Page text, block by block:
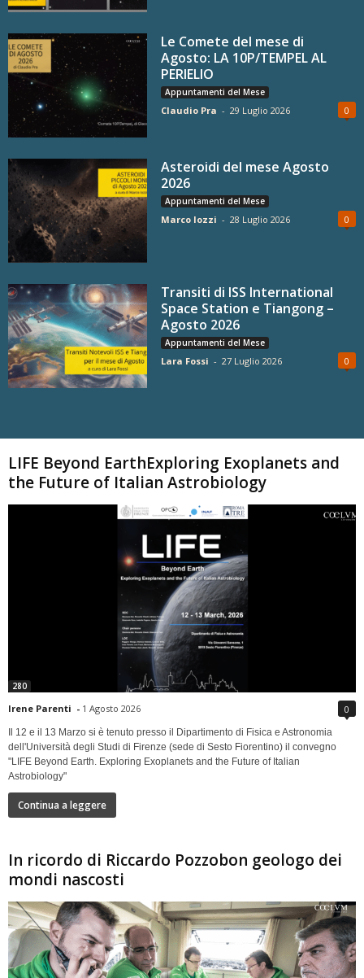
Le Comete del mese di
Agosto: LA 10P/TEMPEL AL
PERIELIO
Appuntamenti del Mese
Claudio Pra - 29 Luglio 2026 0
Asteroidi del mese Agosto
2026
Appuntamenti del Mese
Marco Iozzi - 28 Luglio 2026 0
Transiti di ISS International
Space Station e Tiangong –
Agosto 2026
Appuntamenti del Mese
Lara Fossi - 27 Luglio 2026 0
LIFE Beyond EarthExploring Exoplanets and
the Future of Italian Astrobiology
280
Irene Parenti - 1 Agosto 2026 0
Il 12 e il 13 Marzo si è tenuto presso il Dipartimento di Fisica e Astronomia
dell'Università degli Studi di Firenze (sede di Sesto Fiorentino) il convegno
"LIFE Beyond Earth. Exploring Exoplanets and the Future of Italian
Astrobiology"
Continua a leggere
In ricordo di Riccardo Pozzobon geologo dei
mondi nascosti